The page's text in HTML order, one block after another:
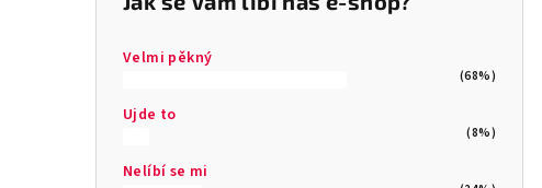
Velmi pěkný
(68%)
Ujde to
(8%)
Nelíbí se mi